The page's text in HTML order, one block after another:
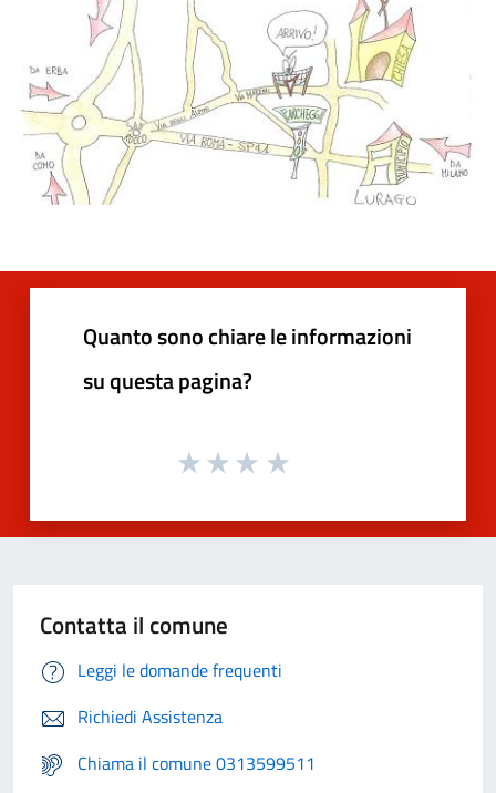
Quanto sono chiare le informazioni
su questa pagina?
Contatta il comune
Leggi le domande frequenti
Richiedi Assistenza
Chiama il comune 0313599511